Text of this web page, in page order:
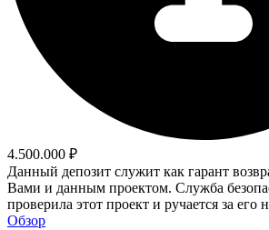
4.500.000 ₽
Данный депозит служит как гарант
Вами и данным проектом. Служба
проверила этот проект и ручается за его
Обзор